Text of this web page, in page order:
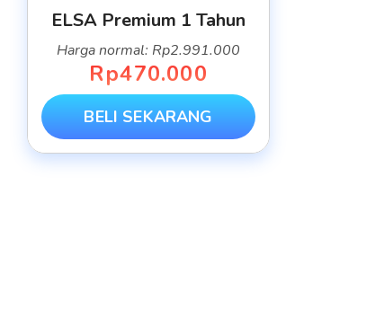
ELSA Premium 1 Tahun
Harga normal: Rp2.991.000
Rp470.000
BELI SEKARANG